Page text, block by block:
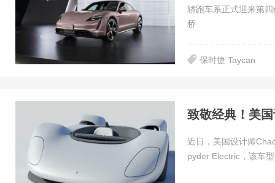
轿跑车系正式迎来第
桥
保时捷 Taycan
致敬经典！美
近日，美国设计师
pyder Electric，该车